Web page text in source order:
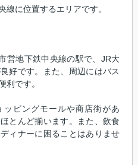
線に位置するエリアです。
営地下鉄中央線の駅で、JR大
好です。また、周辺にはバス
利です。
ピングモールや商店街があ
とんど揃います。また、飲食
ィナーに困ることはありませ